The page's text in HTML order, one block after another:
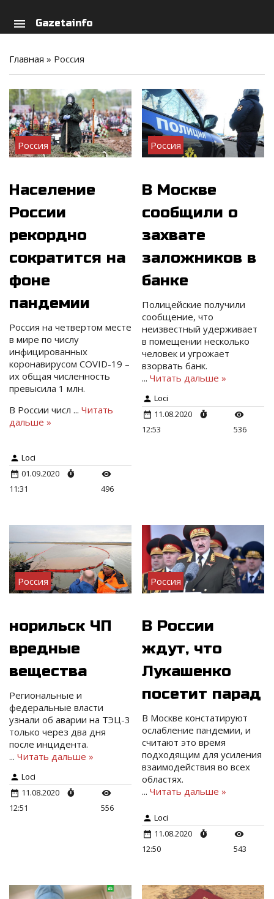
menu Gazetainfo
Главная » Россия
Россия
Население
России
рекордно
сократится на
фоне
пандемии
Россия на четвертом месте
в мире по числу
инфицированных
коронавирусом COVID-19 –
их общая численность
превысила 1 млн.
В России числ ... Читать
дальше »
Loci
01.09.2020
11:31
496
Россия
В Москве
сообщили о
захвате
заложников в
банке
Полицейские получили
сообщение, что
неизвестный удерживает
в помещении несколько
человек и угрожает
взорвать банк.
...Читать дальше »
Loci
11.08.2020
12:53
536
Россия
норильск ЧП
вредные
вещества
Региональные и
федеральные власти
узнали об аварии на ТЭЦ-3
только через два дня
после инцидента.
... Читать дальше »
Loci
11.08.2020
12:51
556
Россия
В России
ждут, что
Лукашенко
посетит парад
В Москве констатируют
ослабление пандемии, и
считают это время
подходящим для усиления
взаимодействия во всех
областях.
...Читать дальше »
Loci
11.08.2020
12:50
543